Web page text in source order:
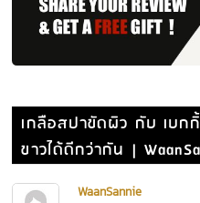
เกลือสปาขัดผิว กับ เบก
ขาวได้ดีกว่ากัน |
WaanSannie